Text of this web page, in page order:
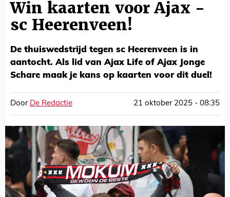
Win kaarten voor Ajax -
sc Heerenveen!
De thuiswedstrijd tegen sc Heerenveen is in
aantocht. Als lid van Ajax Life of Ajax Jonge
Schare maak je kans op kaarten voor dit duel!
Door De Redactie 21 oktober 2025 - 08:35